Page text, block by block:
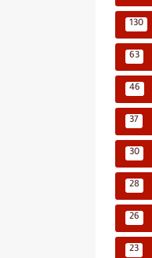
130
63
46
37
30
28
26
23